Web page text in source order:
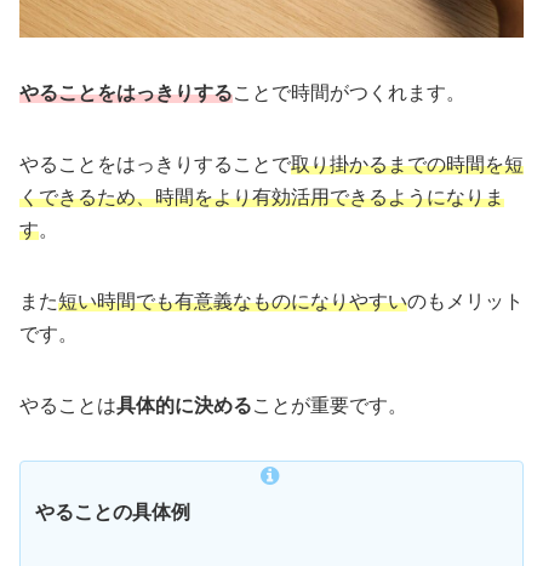
やることをはっきりすることで時間がつくれます。
やることをはっきりすることで取り掛かるまでの時間を短
くできるため、時間をより有効活用できるようになりま
す。
また短い時間でも有意義なものになりやすいのもメリット
です。
やることは具体的に決めることが重要です。
やることの具体例